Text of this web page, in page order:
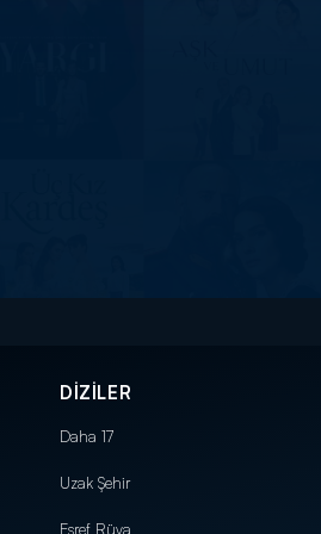
DİZİLER
Daha 17
Uzak Şehir
Eşref Rüya